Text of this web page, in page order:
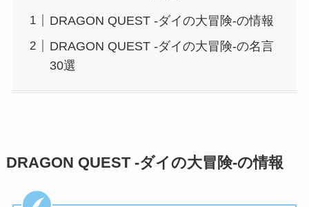
DRAGON QUEST -ダイの大冒険-の情報
DRAGON QUEST -ダイの大冒険-の名言
30選
DRAGON QUEST -ダイの大冒険-の情報